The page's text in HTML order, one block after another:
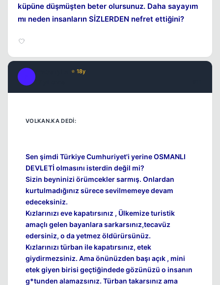
küpüne düşmüşten beter olursunuz. Daha sayayım
mı neden insanların SİZLERDEN nefret ettiğini?
⭐ 18y
Sen şimdi Türkiye Cumhuriyet'i yerine OSMANLI
DEVLETİ olmasını isterdin değil mi?
Sizin beyninizi örümcekler sarmış. Onlardan
kurtulmadığınız sürece sevilmemeye devam
edeceksiniz.
Kızlarınızı eve kapatırsınız , Ülkemize turistik
amaçlı gelen bayanlara sarkarsınız,tecavüz
edersiniz, o da yetmez öldürürsünüz.
Kızlarınızı türban ile kapatırsınız, etek
giydirmezsiniz. Ama önünüzden başı açık , mini
etek giyen birisi geçtiğindede gözünüzü o insanın
g*tunden alamazsınız. Türban takarsınız ama